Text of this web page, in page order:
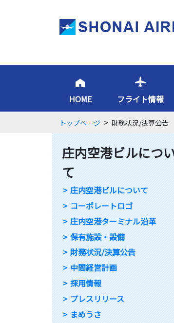
HOME フライト情報
トップページ > 財務状況/決算公告
庄内空港ビルにつ
て
庄内空港ビルについて
コーポレートロゴ
庄内空港ターミナル沿革
保有施設・設備
財務状況/決算公告
中間経営計画
採用情報
プレスリリース
まめうさ